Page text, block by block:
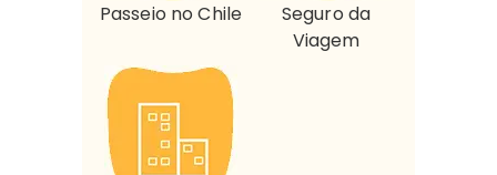
Passeio no Chile
Seguro da
Viagem